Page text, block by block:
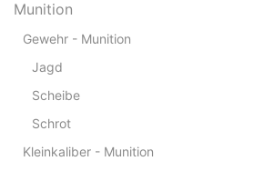
Munition
Gewehr - Munition
Jagd
Scheibe
Schrot
Kleinkaliber - Munition